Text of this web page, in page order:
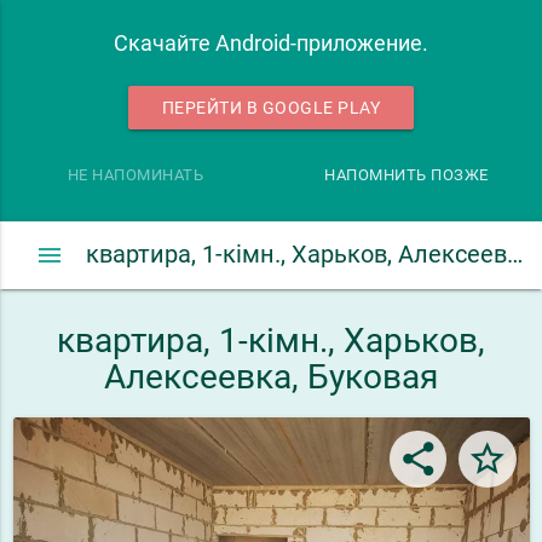
Скачайте Android-приложение.
ПЕРЕЙТИ В GOOGLE PLAY
НЕ НАПОМИНАТЬ НАПОМНИТЬ ПОЗЖЕ
квартира, 1-кімн., Харьков, Алексеевка, Буковая
menu
квартира, 1-кімн., Харьков,
Алексеевка, Буковая
share star_border